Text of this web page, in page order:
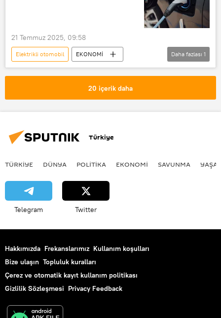
21 Temmuz 2025, 09:58
Elektrikli otomobil
EKONOMİ
TOGG
Tesla
Daha fazlası 1
20 içerik daha
Türkiye
TÜRKIYE DÜNYA POLİTİKA EKONOMİ SAVUNMA
Telegram Twitter
Hakkımızda Frekanslarımız Kullanım koşulları
Bize ulaşın Topluluk kuralları
Çerez ve otomatik kayıt kullanım politikası
Gizlilik Sözleşmesi Privacy Feedback